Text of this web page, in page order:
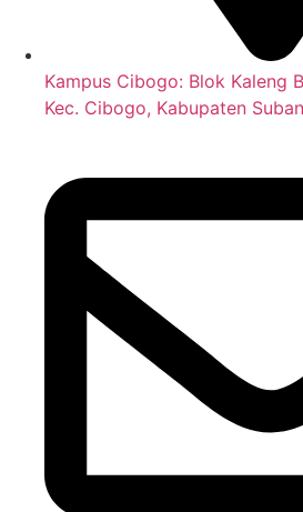
Kampus Cibogo: Blok Kaleng
Kec. Cibogo, Kabupaten